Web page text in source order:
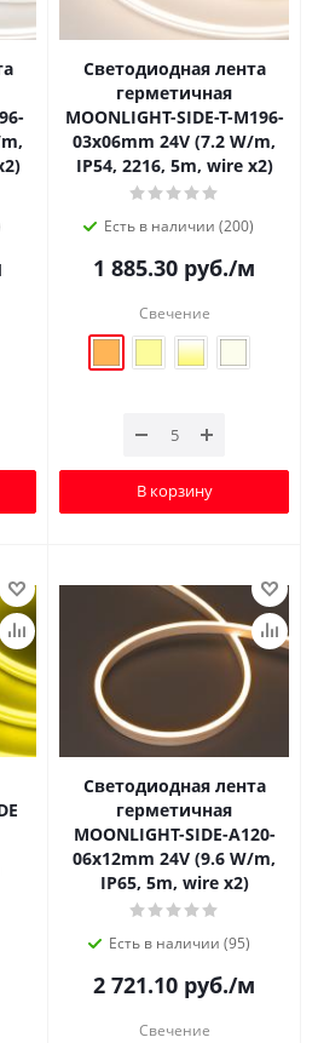
Светодиодная лента
герметичная
MOONLIGHT-SIDE-T-M196-
03x06mm 24V (7.2 W/m,
IP54, 2216, 5m, wire x2)
Есть в наличии (200)
1 885.30 руб./м
Свечение
В корзину
Светодиодная лента
герметичная
MOONLIGHT-SIDE-A120-
06x12mm 24V (9.6 W/m,
IP65, 5m, wire x2)
Есть в наличии (95)
2 721.10 руб./м
Свечение